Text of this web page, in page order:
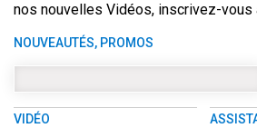
nos nouvelles Vidéos, inscrivez-vous
NOUVEAUTÉS, PROMOS
VIDÉO